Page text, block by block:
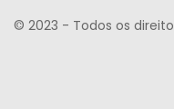
© 2023 - Todos os